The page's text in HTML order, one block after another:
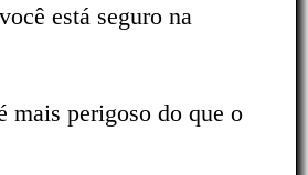
está seguro na
mais perigoso do que o